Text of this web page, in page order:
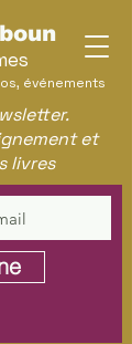
événements
et
livres